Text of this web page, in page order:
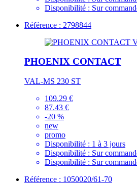
Disponibilité : Sur
Référence : 2798844
PHOENIX CONTACT
VAL-MS 230 ST
109.29 €
87.43 €
-20 %
new
promo
Disponibilité : 1 à 3 jours
Disponibilité : Sur
Disponibilité : Sur
Référence : 1050020/61-70